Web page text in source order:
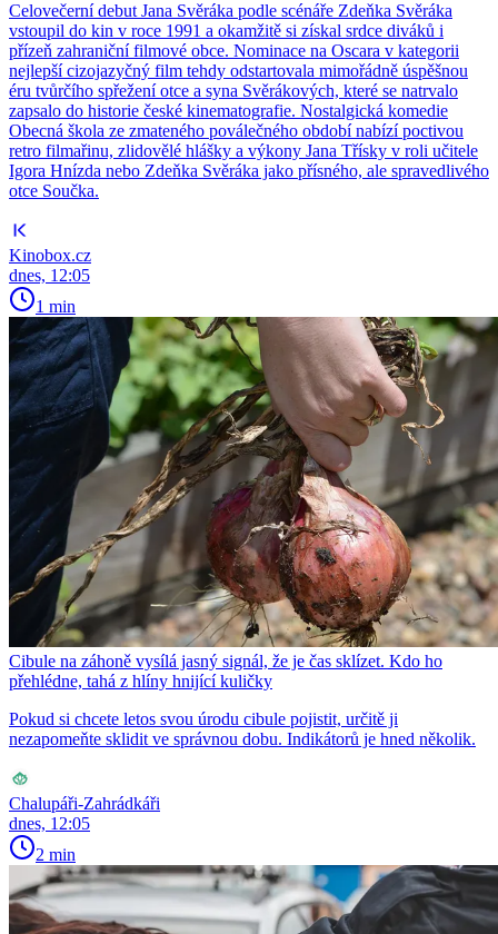
Celovečerní debut Jana Svěráka podle scénáře Zdeňka Svěráka
vstoupil do kin v roce 1991 a okamžitě si získal srdce diváků i
přízeň zahraniční filmové obce. Nominace na Oscara v kategorii
nejlepší cizojazyčný film tehdy odstartovala mimořádně úspěšnou
éru tvůrčího spřežení otce a syna Svěrákových, které se natrvalo
zapsalo do historie české kinematografie. Nostalgická komedie
Obecná škola ze zmateného poválečného období nabízí poctivou
retro filmařinu, zlidovělé hlášky a výkony Jana Třísky v roli učitele
Igora Hnízda nebo Zdeňka Svěráka jako přísného, ale spravedlivého
otce Součka.
Kinobox.cz
dnes, 12:05
1 min
Cibule na záhoně vysílá jasný signál, že je čas sklízet. Kdo ho
přehlédne, tahá z hlíny hnijící kuličky
Pokud si chcete letos svou úrodu cibule pojistit, určitě ji
nezapomeňte sklidit ve správnou dobu. Indikátorů je hned několik.
Chalupáři-Zahrádkáři
dnes, 12:05
2 min